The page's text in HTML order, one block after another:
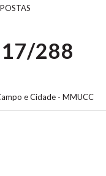
288
e Cidade - MMUCC